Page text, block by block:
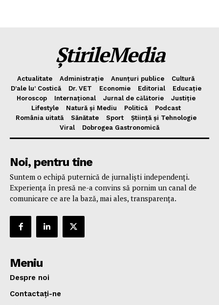
ȘtirileMedia
Actualitate Administrație Anunțuri publice
Cultură
D’ale lu’ Costică
Dr. VET Economie Editorial
Educație
Horoscop
Internațional Jurnal de cǎlǎtorie
Justiție
Lifestyle
Natură și Mediu Politică
Podcast
România uitată
Sănătate Sport
Știință și Tehnologie
Viral
Dobrogea Gastronomică
Noi, pentru tine
Suntem o echipă puternică de jurnaliști independenți.
Experiența în presă ne-a convins să pornim un canal de
comunicare ce are la bază, mai ales, transparența.
Meniu
Despre noi
Contactați-ne